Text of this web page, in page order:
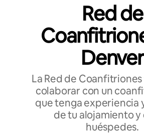
Red de
Denver
La Red de
colaborar con un
que tenga experiencia
de tu alojamiento y
huéspedes.